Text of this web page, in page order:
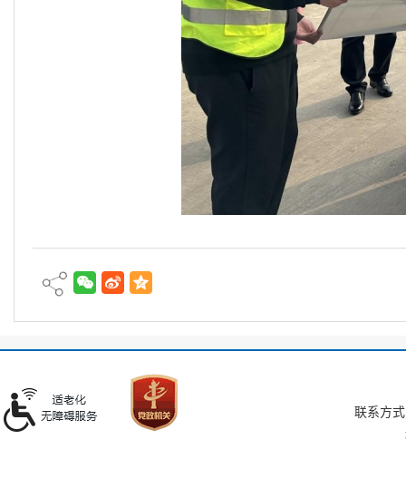
联系方